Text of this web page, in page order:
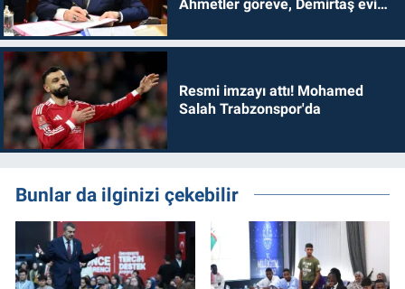
Ahmetler göreve, Demirtaş evine
Resmi imzayı attı! Mohamed
Salah Trabzonspor'da
Bunlar da ilginizi çekebilir